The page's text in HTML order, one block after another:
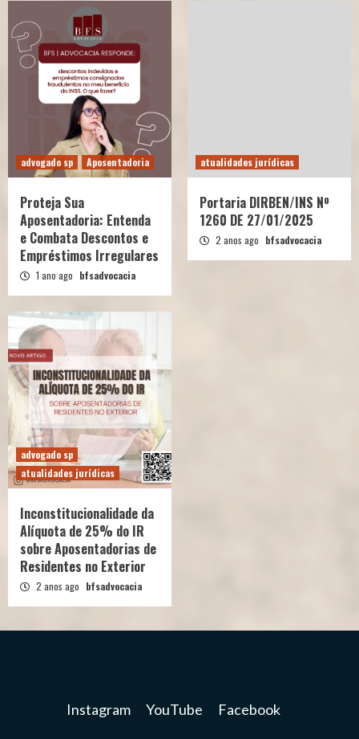
advogado sp Aposentadoria
Proteja Sua
Aposentadoria: Entenda
e Combata Descontos e
Empréstimos Irregulares
1 ano ago bfsadvocacia
atualidades jurídicas
Portaria DIRBEN/INS Nº
1260 DE 27/01/2025
2 anos ago bfsadvocacia
advogado sp
atualidades jurídicas
Inconstitucionalidade da
Alíquota de 25% do IR
sobre Aposentadorias de
Residentes no Exterior
2 anos ago bfsadvocacia
Instagram YouTube Facebook